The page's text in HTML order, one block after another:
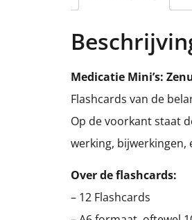
Medicatie Mini’s:
Flashcards van de
Op de voorkant staat
werking, bijwerkingen,
Over de flashcards:
– 12 Flashcards